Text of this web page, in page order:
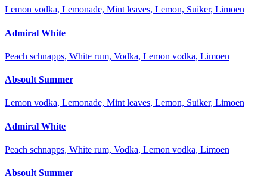
Lemon vodka, Lemonade, Mint leaves, Lemon, Suiker, Limoen
Admiral White
Peach schnapps, White rum, Vodka, Lemon vodka, Limoen
Absoult Summer
Lemon vodka, Lemonade, Mint leaves, Lemon, Suiker, Limoen
Admiral White
Peach schnapps, White rum, Vodka, Lemon vodka, Limoen
Absoult Summer